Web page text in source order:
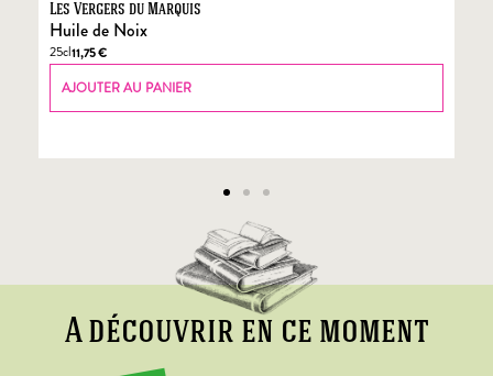
Les Vergers du Marquis
Huile de Noix
25cl11,75€
AJOUTER AU PANIER
A découvrir en ce moment